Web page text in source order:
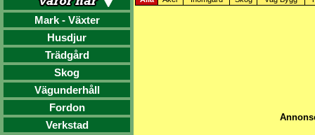
Mark - Växter
Husdjur
Trädgård
Skog
Vägunderhåll
Fordon
Verkstad